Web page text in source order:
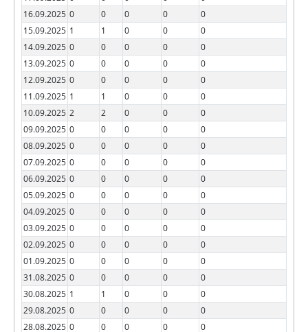
16.09.2025 0 0 0 0
0
15.09.2025 1 1 0 0
0
14.09.2025 0 0 0 0
0
13.09.2025 0 0 0 0
0
12.09.2025 0 0 0 0
0
11.09.2025 1 1 0 0
0
10.09.2025 2 2 0 0
0
09.09.2025 0 0 0 0
0
08.09.2025 0 0 0 0
0
07.09.2025 0 0 0 0
0
06.09.2025 0 0 0 0
0
05.09.2025 0 0 0 0
0
04.09.2025 0 0 0 0
0
03.09.2025 0 0 0 0
0
02.09.2025 0 0 0 0
0
01.09.2025 0 0 0 0
0
31.08.2025 0 0 0 0
0
30.08.2025 1 1 0 0
0
29.08.2025 0 0 0 0
0
28.08.2025 0 0 0 0
0